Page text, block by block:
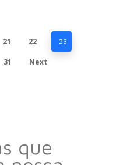
21 22 23
31 Next
que